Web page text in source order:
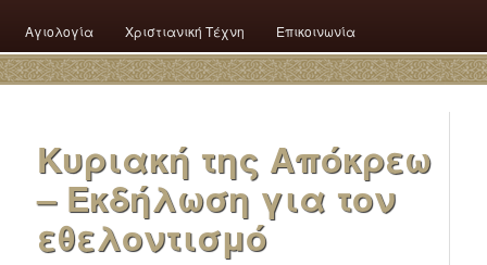
Αγιολογία Χριστιανική Τέχνη Επικοινωνία
Κυριακή της Απόκρεω
– Εκδήλωση για τον
εθελοντισμό